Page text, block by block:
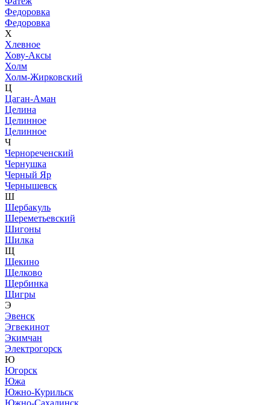
Федоровка
Федоровка
Х
Хлевное
Хову-Аксы
Холм
Холм-Жирковский
Ц
Цаган-Аман
Целина
Целинное
Целинное
Ч
Чернореченский
Чернушка
Черный Яр
Чернышевск
Ш
Шербакуль
Шереметьевский
Шигоны
Шилка
Щ
Щекино
Щелково
Щербинка
Щигры
Э
Эвенск
Эгвекинот
Экимчан
Электрогорск
Ю
Югорск
Южа
Южно-Курильск
Южно-Сахалинск